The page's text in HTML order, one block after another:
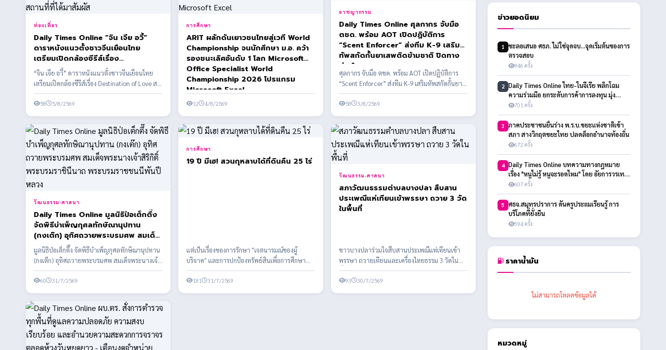
ท่องเที่ยว
Daily Times Online “จิน เจีย อวี้”
ดาราหนังแนวตั้งชาวจีนเยือนไทย
เตรียมเปิดกล้องซีรีส์เรื่อง
Destination of Love สะท้อนถึงความ
เป็นอัตลักษณ์ความรักความชอบในสถาน
ที่ที่ได้มาสัมผัส
“จิน เจีย อวี้” ดาราหนังแนวตั้งชาวจีนเยือนไทย
เตรียมเปิดกล้องซีรีส์เรื่อง Destination of Love สะ
ท้อ...
58 5/8/2569
การศึกษา
ARIT ผลักดันเยาวชนไทยสู่เวที World
Championship จนนักศึกษา ม.อ. คว้า
รองชนะเลิศอันดับ 1 โลก Microsoft
Office Specialist World
Championship 2026 โปรแกรม
Microsoft Excel
32 4/8/2569
อาชญากรรม
Daily Times Online ศุลกากร จับมือ
ตชด. พร้อม AOT เปิดปฏิบัติการ
“Scent Enforcer” ส่งทีม K-9 เสริม
ทัพสกัดกั้นยาเสพติดข้ามชาติ ปิดทาง
ผ่านไทย
ศุลกากร จับมือ ตชด. พร้อม AOT เปิดปฏิบัติการ
“Scent Enforcer” ส่งทีม K-9 เสริมทัพสกัดกั้นยา
เสพติดข้า...
58 3/8/2569
วัฒนธรรม-ศาสนา
Daily Times Online มูลนิธิป่อเต็กตึ๊ง
จัดพิธีบำเพ็ญกุศลทักษิณานุปทาน
(กงเต๊ก) อุทิศถวายพระบรมศพ สมเด็จ
พระนางเจ้าสิริกิติ์ พระบรมราชินีนาถ
พระบรมราชชนนีพันปีหลวง
มูลนิธิป่อเต็กตึ๊ง จัดพิธีบำเพ็ญกุศลทักษิณานุปทาน
(กงเต๊ก) อุทิศถวายพระบรมศพ สมเด็จพระนางเจ้า
สิริกิต...
60 31/7/2569
การศึกษา
19 ปี มีเฮ! สวนกุหลาบได้ที่ดินคืน 25 ไร่
แต่เป็นเรื่องของการรักษา "เจตนารมณ์ของผู้
บริจาค" และการปกป้องทรัพย์สินเพื่อการศึกษา
ของลูกหลานไทย เม...
181 31/7/2569
วัฒนธรรม-ศาสนา
สภาวัฒนธรรมตำบลบางปลา สืบสาน
ประเพณีแห่เทียนเข้าพรรษา ถวาย 3 วัด
ในพื้นที่
ชาวบางปลาร่วมใจสืบสานประเพณีแห่เทียนเข้า
พรรษา ถวายเทียนและเครื่องไทยธรรม 3 วัดใน
พื้นที่ สืบทอดพระพุท...
93 30/7/2569
ข่าวยอดนิยม
1 ชะลอเสนอ ศธภ. ไม่ใช่จุดจบ...จุดเริ่มต้นของการ
ตรวจสอบ
946 ครั้ง
2 Daily Times Online ไทย-ไนจีเรีย พลิกโฉม
ความร่วมมือ ยกระดับการค้าการลงทุน มุ่ง
ขยายตลาดสู่ 10 ประเทศแอฟริกา
701 ครั้ง
3 ภาคประชาชนยื่นร่าง พ.ร.บ.ขยะแห่งชาติเข้า
สภา สางวิกฤตขยะไทย ปลดล็อกอำนาจท้องถิ่น
672 ครั้ง
4 Daily Times Online บทความทางกฎหมาย
เรื่อง "หนูไม่รู้ หนูจะรอดไหม" โดย อัยการวรเทพ
สกุลพิชัยรัตน์
607 ครั้ง
5 ศธจ.สมุทรปราการ ดันครูประถมเรียนรู้ การ
บริโภคที่ยั่งยืน
594 ครั้ง
ราคาน้ำมัน
ไม่สามารถโหลดข้อมูลได้
หมวดหมู่